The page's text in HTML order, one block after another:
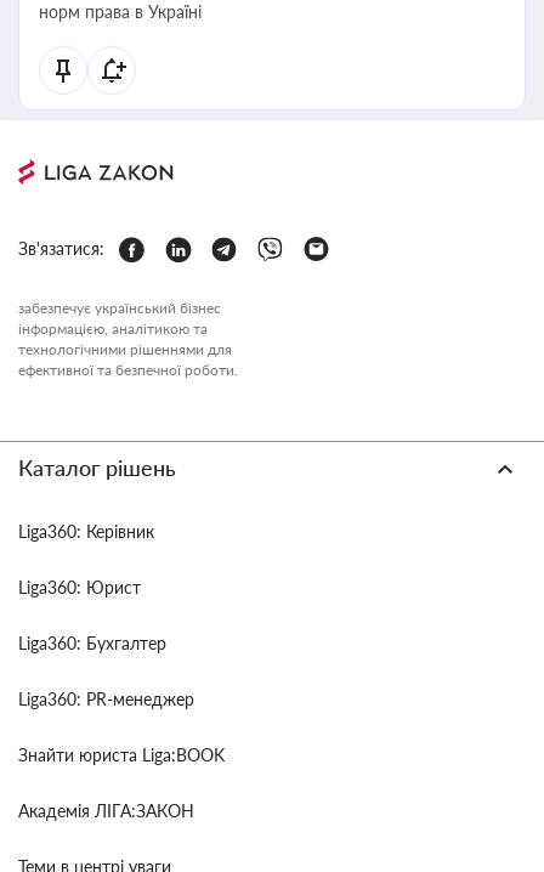
норм права в Україні
Зв'язатися:
забезпечує український бізнес
інформацією, аналітикою та
технологічними рішеннями для
ефективної та безпечної роботи.
Каталог рішень
Liga360: Керівник
Liga360: Юрист
Liga360: Бухгалтер
Liga360: PR-менеджер
Знайти юриста Liga:BOOK
Академія ЛІГА:ЗАКОН
Теми в центрі уваги